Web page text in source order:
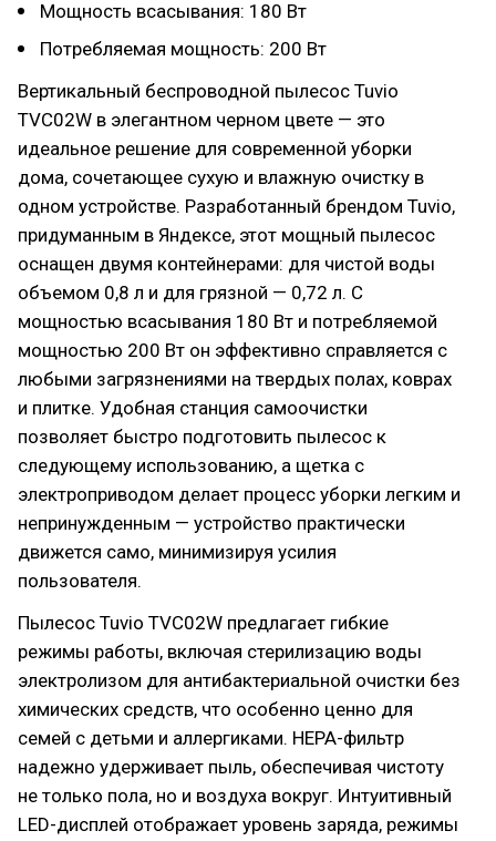
Мощность всасывания: 180 Вт
Потребляемая мощность: 200 Вт
Вертикальный беспроводной пылесос Tuvio
TVC02W в элегантном черном цвете — это
идеальное решение для современной уборки
дома, сочетающее сухую и влажную очистку в
одном устройстве. Разработанный брендом Tuvio,
придуманным в Яндексе, этот мощный пылесос
оснащен двумя контейнерами: для чистой воды
объемом 0,8 л и для грязной — 0,72 л. С
мощностью всасывания 180 Вт и потребляемой
мощностью 200 Вт он эффективно справляется с
любыми загрязнениями на твердых полах, коврах
и плитке. Удобная станция самоочистки
позволяет быстро подготовить пылесос к
следующему использованию, а щетка с
электроприводом делает процесс уборки легким и
непринужденным — устройство практически
движется само, минимизируя усилия
пользователя.
Пылесос Tuvio TVC02W предлагает гибкие
режимы работы, включая стерилизацию воды
электролизом для антибактериальной очистки без
химических средств, что особенно ценно для
семей с детьми и аллергиками. HEPA-фильтр
надежно удерживает пыль, обеспечивая чистоту
не только пола, но и воздуха вокруг. Интуитивный
LED-дисплей отображает уровень заряда, режимы